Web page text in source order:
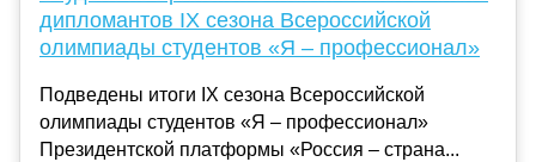
дипломантов IX сезона Всероссийской
олимпиады студентов «Я – профессионал»
Подведены итоги IX сезона Всероссийской
олимпиады студентов «Я – профессионал»
Президентской платформы «Россия – страна...